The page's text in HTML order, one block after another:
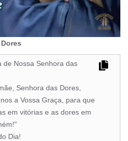
de Nossa Senhora das
Senhora das Dores,
a Vossa Graça, para que
em vitórias e as dores em
Dia!